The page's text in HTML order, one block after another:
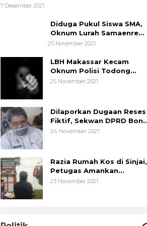
Umur
7 Desember 2021
Diduga Pukul Siswa SMA,
Oknum Lurah Samaenre
Sinjai Dilaporkan ke Polisi
25 November 2021
LBH Makassar Kecam
Oknum Polisi Todong
Senjata Api ke Anak, Minta
25 November 2021
Dilaporkan Dugaan Reses
Fiktif, Sekwan DPRD Bone
Siap Berikan Data
24 November 2021
Razia Rumah Kos di Sinjai,
Petugas Amankan
Sepasang Mahasiswa,
23 November 2021
Tim Hukum ASR-Hugua
Adanya Tuduhan Politik Uang,
Di News, Politik